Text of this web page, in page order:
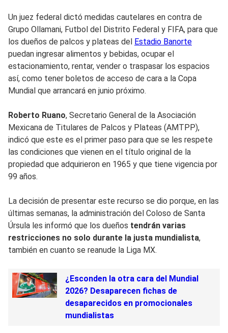
Un juez federal dictó medidas cautelares en contra de
Grupo Ollamani, Futbol del Distrito Federal y FIFA, para que
los dueños de palcos y plateas del Estadio Banorte
puedan ingresar alimentos y bebidas, ocupar el
estacionamiento, rentar, vender o traspasar los espacios
así, como tener boletos de acceso de cara a la Copa
Mundial que arrancará en junio próximo.
Roberto Ruano, Secretario General de la Asociación
Mexicana de Titulares de Palcos y Plateas (AMTPP),
indicó que este es el primer paso para que se les respete
las condiciones que vienen en el título original de la
propiedad que adquirieron en 1965 y que tiene vigencia por
99 años.
La decisión de presentar este recurso se dio porque, en las
últimas semanas, la administración del Coloso de Santa
Úrsula les informó que los dueños tendrán varias
restricciones no solo durante la justa mundialista,
también en cuanto se reanude la Liga MX.
¿Esconden la otra cara del Mundial
2026? Desaparecen fichas de
desaparecidos en promocionales
mundialistas